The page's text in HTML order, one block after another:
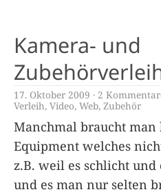
Kamera- und
17. Oktober 2009 2
Verleih, Video, Web, Zubehör
Manchmal braucht
Equipment welches
z.B. weil es schlicht
und es man nur selten